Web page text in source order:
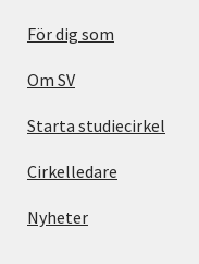
För dig som
Om SV
Starta studiecirkel
Cirkelledare
Nyheter